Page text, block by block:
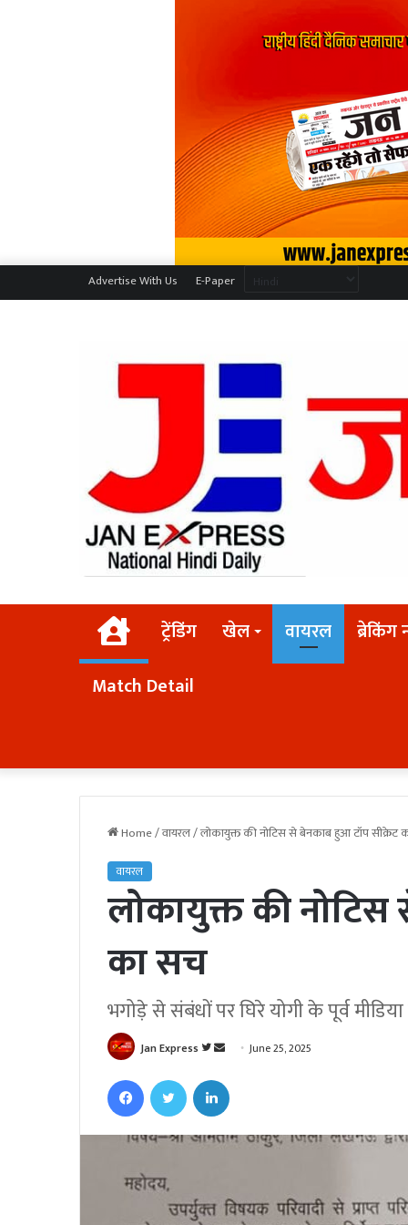
Advertise With Us E-Paper
Homeट्रेंडिंग खेल वायरल ब्रेकिंग
Match Detail
Home/वायरल/लोकायुक्त की नोटिस से बेनकाब हुआ टॉप सीक्रेट
वायरल
लोकायुक्त की
का सच
भगोड़े से संबंधों पर घिरे योगी के पूर्व
Jan Express
F
l
l
o
n
n
d
a
m
June 25, 2025